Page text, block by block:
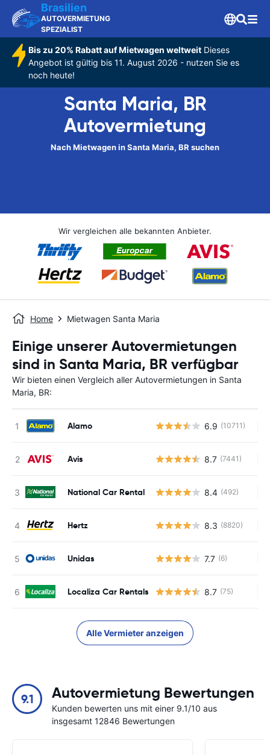
Brasilien
AUTOVERMIETUNG
SPEZIALIST
Bis zu 20% Rabatt auf Mietwagen weltweitDieses
Angebot ist gültig bis 11. August 2026 - nutzen Sie es
noch heute!
Santa Maria, BR
Autovermietung
Nach Mietwagen in Santa Maria, BR suchen
Wir vergleichen alle bekannten Anbieter.
Home Mietwagen Santa Maria
Einige unserer Autovermietungen
sind in Santa Maria, BR verfügbar
Wir bieten einen Vergleich aller Autovermietungen in Santa
Maria, BR:
Alamo 6.9 (10711)
Avis 8.7 (7441)
National Car Rental 8.4 (492)
Hertz 8.3 (8820)
Unidas 7.7 (6)
Localiza Car Rentals 8.7 (75)
Alle Vermieter anzeigen
9.1 Autovermietung Bewertungen
Kunden bewerten uns mit einer 9.1/10 aus
insgesamt 12846 Bewertungen